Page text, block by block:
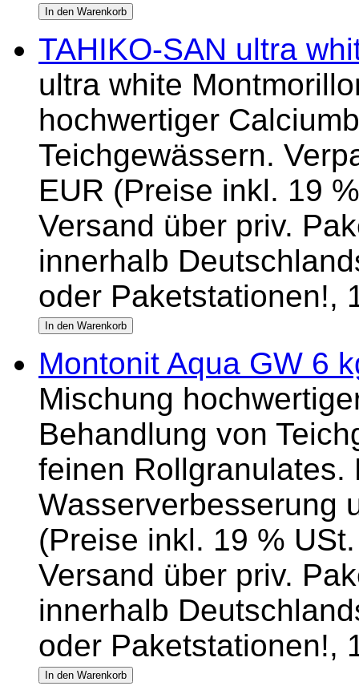
TAHIKO-SAN ultra
ultra white
hochwertiger
Teichgewässern.
EUR (Preise inkl. 19
Versand über priv.
innerhalb
oder Paketstationen!,
Montonit Aqua GW 6
Mischung
Behandlung von
feinen
Wasserverbesserung
(Preise inkl. 19 % USt.
Versand über priv.
innerhalb
oder Paketstationen!,